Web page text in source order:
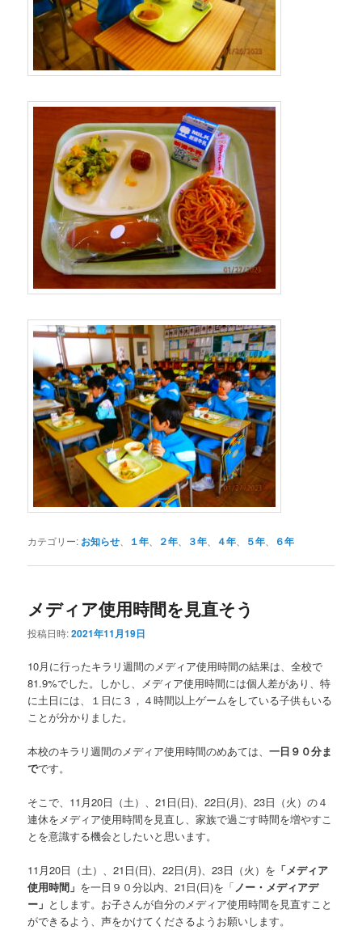
カテゴリー: お知らせ １年 ２年 ３年 ４年 ５年 ６年
メディア使用時間を見直そう
投稿日時:2021年11月19日
10月に行ったキラリ週間のメディア使用時間の結果は、全校で
81.9%でした。しかし、メディア使用時間には個人差があり、特
に土日には、１日に３，４時間以上ゲームをしている子供もいる
ことが分かりました。
本校のキラリ週間のメディア使用時間のめあては、一日９０分ま
でです。
そこで、11月20日（土）、21日(日)、22日(月)、23日（火）の４
連休をメディア使用時間を見直し、家族で過ごす時間を増やすこ
とを意識する機会としたいと思います。
11月20日（土）、21日(日)、22日(月)、23日（火）を 「メディア
使用時間」 を一日９０分以内、21日(日)を「ノー・メディアデ
ー」 とします。お子さんが自分のメディア使用時間を見直すこと
ができるよう、声をかけてくださるようお願いします。